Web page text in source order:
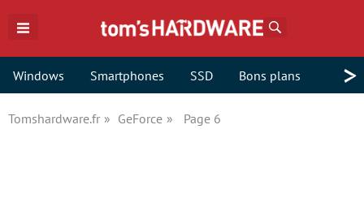
Windows Smartphones SSD Bons plans >
Tomshardware.fr GeForce Page 6